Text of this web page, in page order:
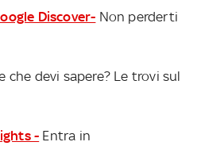
Discover- Non perderti
che devi sapere? Le trovi sul
- Entra in